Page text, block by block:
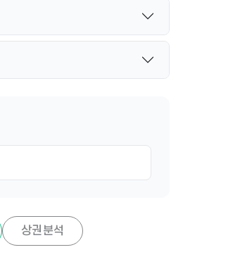
상권분석